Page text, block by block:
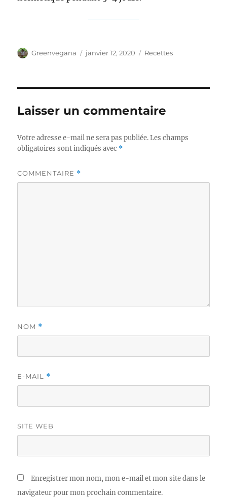
Auteur
Greenvegana
Publié
janvier 12, 2020 Catégories
Recettes
Laisser un commentaire
Votre adresse e-mail ne sera pas publiée. Les champs
obligatoires sont indiqués avec *
COMMENTAIRE *
NOM *
E-MAIL *
SITE WEB
Enregistrer mon nom, mon e-mail et mon site dans le
navigateur pour mon prochain commentaire.